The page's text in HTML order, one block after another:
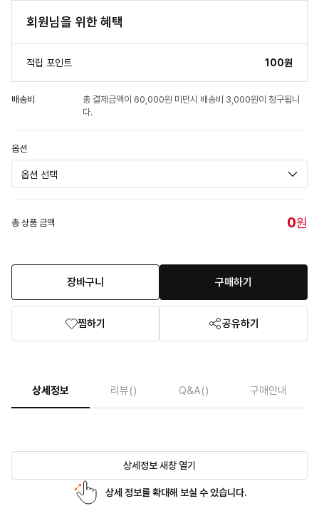
회원님을 위한 혜택
적립 포인트 100원
배송비
총 결제금액이 60,000원 미만시 배송비 3,000원이 청구됩니
다.
옵션
총 상품 금액 0원
장바구니 구매하기
찜하기 공유하기
상세정보 리뷰() Q&A() 구매안내
상세정보 새창 열기
상세 정보를 확대해 보실 수 있습니다.